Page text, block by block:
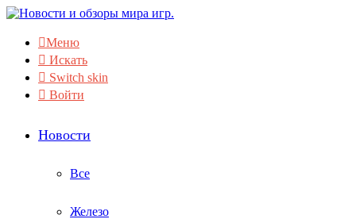
Меню
Искать
Switch skin
Войти
Новости
Все
Железо